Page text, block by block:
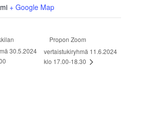
+ Google Map
30.5.2024
Propon Zoom
vertaistukiryhmä 11.6.2024
klo 17.00-18.30